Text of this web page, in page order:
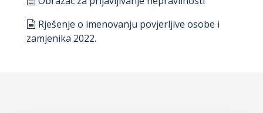
document
Rješenje o imenovanju povjerljive osobe i
zamjenika 2022.